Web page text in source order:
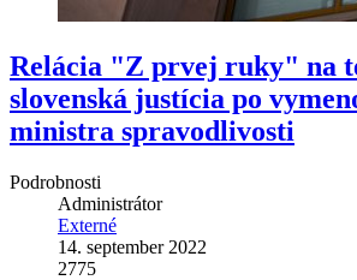
Relácia "Z prvej ruky" na
slovenská justícia po
ministra spravodlivosti
Podrobnosti
Administrátor
Externé
14. september 2022
2775